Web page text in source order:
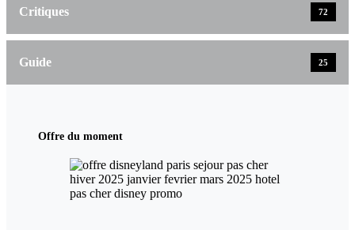
Critiques 72
Guide 25
Offre du moment